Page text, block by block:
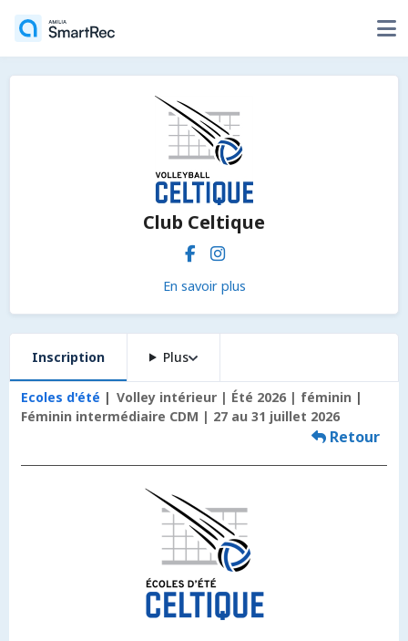
Club Celtique
En savoir plus
Inscription Plus
Ecoles d'été
Volley intérieur | Été 2026 | féminin
Féminin intermédiaire CDM | 27 au 31 juillet 2026
Retour